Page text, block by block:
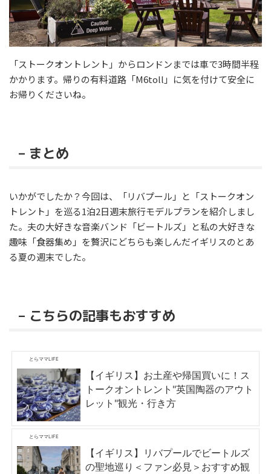
「ストークオントレント」からロンドンまでは車で3時間半程
かかります。帰りの有料道路「M6toll」に気を付けて安全に
お帰りくださいね。
– まとめ
いかがでしたか？今回は、「リバプール」と「ストークオン
トレント」を巡る1泊2日週末旅行モデルプランを紹介しまし
た。夫の大好きな音楽バンド「ビートルズ」と私の大好きな
趣味「食器集め」を贅沢にどちらも楽しんだイギリスのとあ
る夏の週末でした。
– こちらの記事もおすすめ
とらママLIFE
【イギリス】お土産や帰国買いに！ス
トークオントレント"英国陶器のアウト
レット"観光・行き方
とらママLIFE
【イギリス】リバプールでビートルズ
の聖地巡り＜ファン必見＞おすすめ観